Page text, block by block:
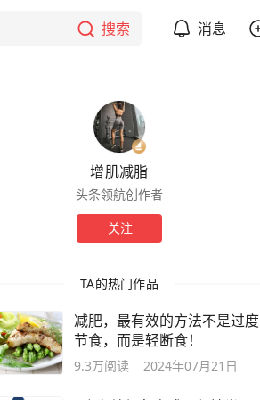
搜索 消息
增肌减脂
头条领航创作者
关注
TA的热门作品
减肥，最有效的方法不是过度
节食，而是轻断食！
9.3万阅读 2024年07月21日